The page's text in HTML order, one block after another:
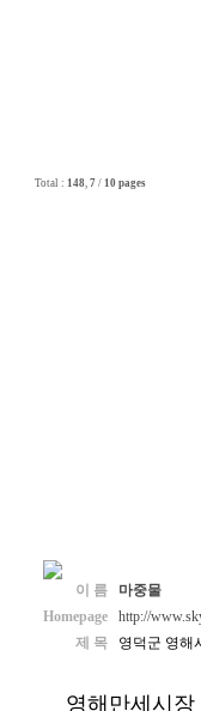
Total : 148, 7/ 10 pages
이 름
마중물
Homepage http://
제 목
영덕군 영해
영해만세시